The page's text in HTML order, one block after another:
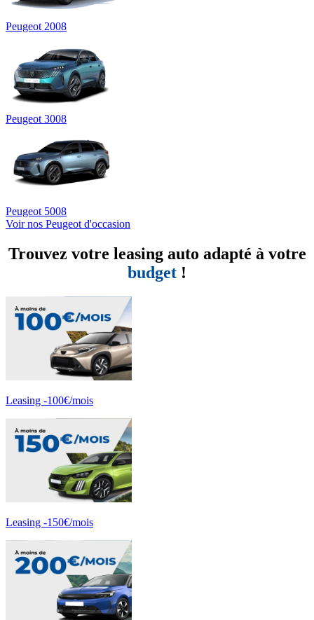
Peugeot 2008
Peugeot 3008
Peugeot 5008
Voir nos Peugeot d'occasion
Trouvez votre leasing auto adapté à votre
budget !
Leasing -100€/mois
Leasing -150€/mois